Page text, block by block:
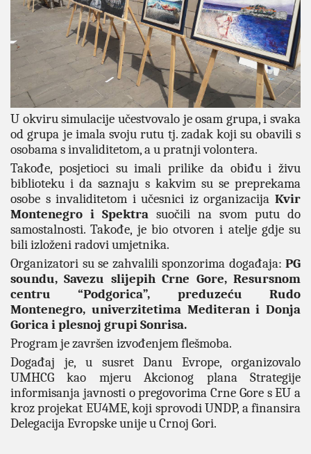
U okviru simulacije učestvovalo je osam grupa, i svaka
od grupa je imala svoju rutu tj. zadak koji su obavili s
osobama s invaliditetom, a u pratnji volontera.
Takođe, posjetioci su imali prilike da obiđu i živu
biblioteku i da saznaju s kakvim su se preprekama
osobe s invaliditetom i učesnici iz organizacija Kvir
Montenegro i Spektra suočili na svom putu do
samostalnosti. Takođe, je bio otvoren i atelje gdje su
bili izloženi radovi umjetnika.
Organizatori su se zahvalili sponzorima događaja: PG
soundu, Savezu slijepih Crne Gore, Resursnom
centru “Podgorica”, preduzeću Rudo
Montenegro, univerzitetima Mediteran i Donja
Gorica i plesnoj grupi Sonrisa.
Program je završen izvođenjem flešmoba.
Događaj je, u susret Danu Evrope, organizovalo
UMHCG kao mjeru Akcionog plana Strategije
informisanja javnosti o pregovorima Crne Gore s EU a
kroz projekat EU4ME, koji sprovodi UNDP, a finansira
Delegacija Evropske unije u Crnoj Gori.